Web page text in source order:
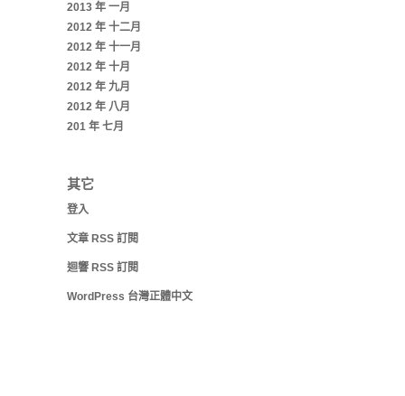
2013 年 一月
2012 年 十二月
2012 年 十一月
2012 年 十月
2012 年 九月
2012 年 八月
201 年 七月
其它
登入
文章 RSS 訂閱
迴響 RSS 訂閱
WordPress 台灣正體中文